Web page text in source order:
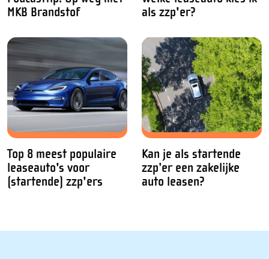
MKB Brandstof
als zzp'er?
Top 8 meest populaire
leaseauto's voor
(startende) zzp'ers
Kan je als startende
zzp’er een zakelijke
auto leasen?